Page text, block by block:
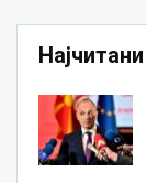
Најчитани